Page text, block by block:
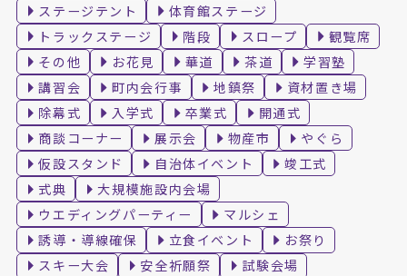
ステージテント
体育館ステージ
トラックステージ
階段 スロープ
観覧席
その他
お花見 華道 茶道
学習塾
講習会
町内会行事 地鎮祭
資材置き場
除幕式
入学式 卒業式
開通式
商談コーナー
展示会 物産市
やぐら
仮設スタンド
自治体イベント
竣工式
式典
大規模施設内会場
ウエディングパーティー
マルシェ
誘導・導線確保
立食イベント
お祭り
スキー大会
安全祈願祭
試験会場